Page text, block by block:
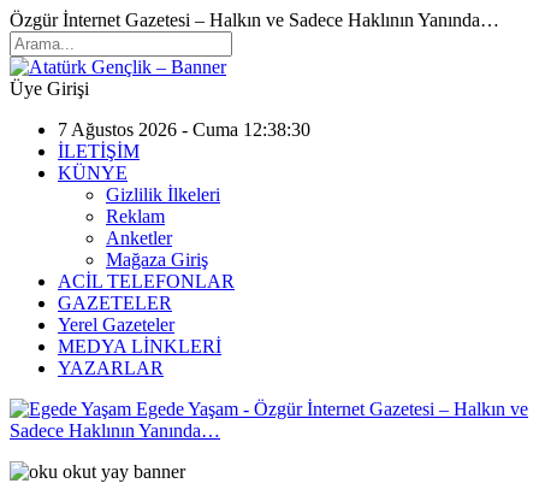
Özgür İnternet Gazetesi – Halkın ve Sadece Haklının Yanında…
Üye Girişi
7 Ağustos 2026 - Cuma 12:38:30
İLETİŞİM
KÜNYE
Gizlilik İlkeleri
Reklam
Anketler
Mağaza Giriş
ACİL TELEFONLAR
GAZETELER
Yerel Gazeteler
MEDYA LİNKLERİ
YAZARLAR
Egede Yaşam - Özgür İnternet Gazetesi – Halkın ve
Sadece Haklının Yanında…